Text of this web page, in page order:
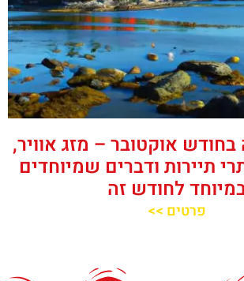
בחודש אוקטובר – מזג אוויר,
תיירות ודברים שמיוחדים
לחודש זה
פרטים >>